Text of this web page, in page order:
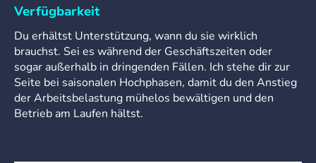
Verfügbarkeit
Du erhältst Unterstützung, wann du sie wirklich
brauchst. Sei es während der Geschäftszeiten oder
sogar außerhalb in dringenden Fällen. Ich stehe dir zur
Seite bei saisonalen Hochphasen, damit du den Anstieg
der Arbeitsbelastung mühelos bewältigen und den
Betrieb am Laufen hältst.